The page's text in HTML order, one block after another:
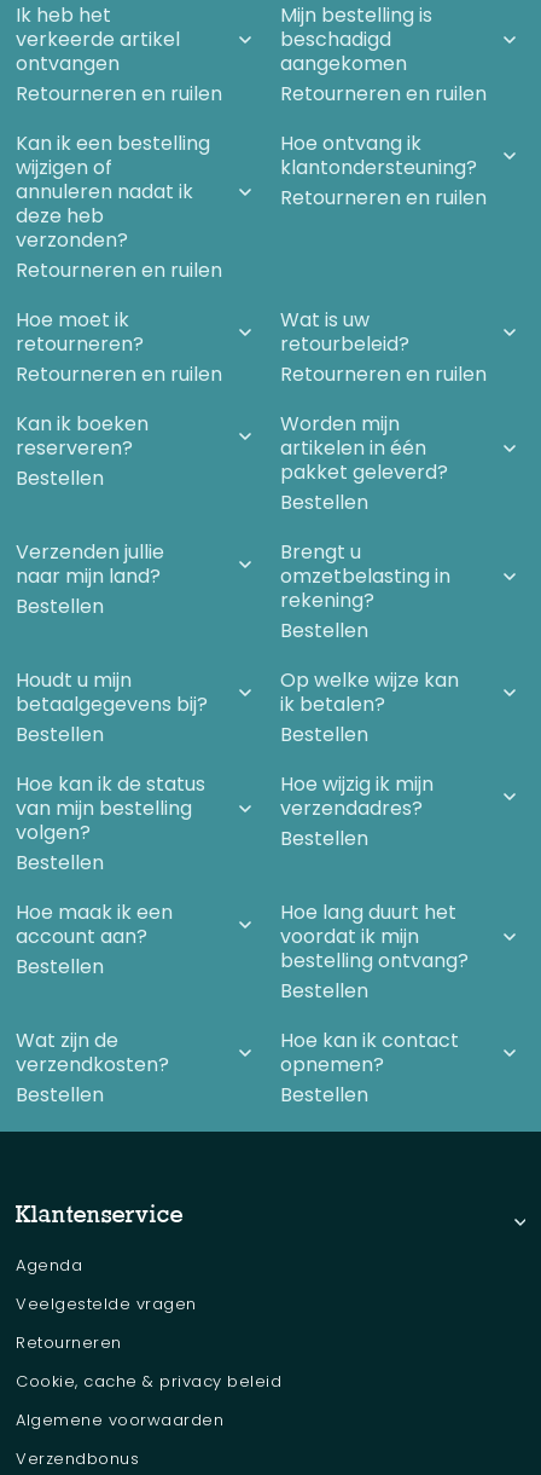
Ik heb het
verkeerde artikel
ontvangen
Retourneren en ruilen
Mijn bestelling is
beschadigd
aangekomen
Retourneren en ruilen
Kan ik een bestelling
wijzigen of
annuleren nadat ik
deze heb
verzonden?
Retourneren en ruilen
Hoe ontvang ik
klantondersteuning?
Retourneren en ruilen
Hoe moet ik
retourneren?
Retourneren en ruilen
Wat is uw
retourbeleid?
Retourneren en ruilen
Kan ik boeken
reserveren?
Bestellen
Worden mijn
artikelen in één
pakket geleverd?
Bestellen
Verzenden jullie
naar mijn land?
Bestellen
Brengt u
omzetbelasting in
rekening?
Bestellen
Houdt u mijn
betaalgegevens bij?
Bestellen
Op welke wijze kan
ik betalen?
Bestellen
Hoe kan ik de status
van mijn bestelling
volgen?
Bestellen
Hoe wijzig ik mijn
verzendadres?
Bestellen
Hoe maak ik een
account aan?
Bestellen
Hoe lang duurt het
voordat ik mijn
bestelling ontvang?
Bestellen
Wat zijn de
verzendkosten?
Bestellen
Hoe kan ik contact
opnemen?
Bestellen
Klantenservice
Agenda
Veelgestelde vragen
Retourneren
Cookie, cache & privacy beleid
Algemene voorwaarden
Verzendbonus